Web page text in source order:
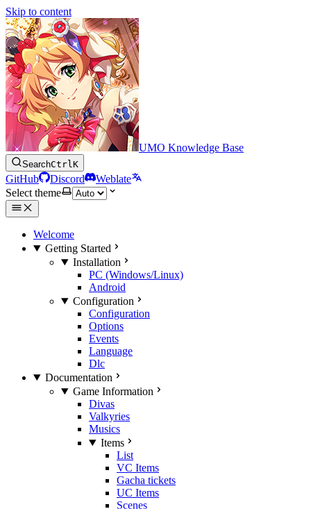
Skip to content
UMO Knowledge Base
SearchCtrlK
GitHub Discord
Weblate
Select theme
Welcome
Getting Started
Installation
PC (Windows/Linux)
Android
Configuration
Configuration
Options
Events
Language
Dlc
Documentation
Game Information
Divas
Valkyries
Musics
Items
List
VC Items
Gacha tickets
UC Items
Scenes